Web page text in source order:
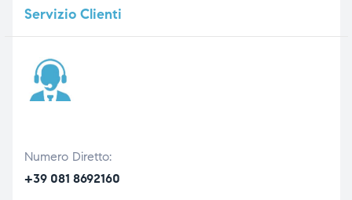
ServizioClienti
Numero Diretto:
+39 081 8692160